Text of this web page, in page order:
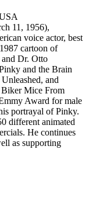
11, 1956),
voice actor, best
cartoon of
Dr. Otto
and the Brain
and
Biker Mice From
Award for male
portrayal of Pinky.
different animated
He continues
as supporting